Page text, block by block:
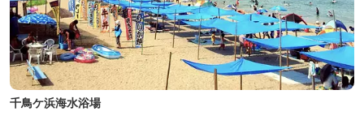
千鳥ケ浜海水浴場